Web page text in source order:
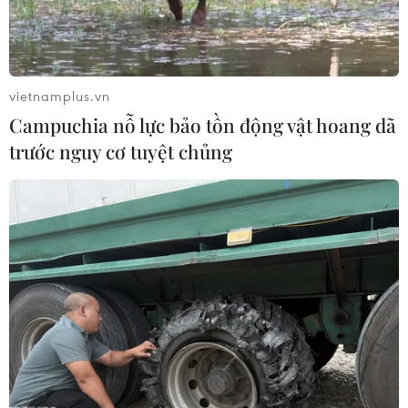
hoạt động ngoại thương truyền thống, từ năm
2020, CAEXPO được tổ chức kết hợp hình thức
trực tiếp và trực tuyến đã phát huy vai trò trong
khối cộng đồng ASEAN, thể hiện tinh thần
tương trợ, giúp đỡ lẫn nhau, đạt được nhận thức
chung quan trọng trong việc chia sẻ kinh
nghiệm phòng chống dịch, hợp tác vật tư y tế
cũng như đảm bảo sự ổn định của chuỗi cung
ứng, chuỗi ngành nghề khu vực.
Thứ trưởng Đỗ Thắng Hải cho biết năm 2021,
Việt Nam tiếp tục tham gia Hội chợ với quy mô
lớn, nội dung phong phú và đa dạng. Đặc biệt,
nhằm ứng phó với những tác động tiêu cực của
dịch COVID-19, Bộ Công Thương Việt Nam đã
tăng cường ứng dụng các nền tảng công nghệ
vietnamplus.vn
Campuchia nỗ lực bảo tồn động vật hoang dã
trước nguy cơ tuyệt chủng